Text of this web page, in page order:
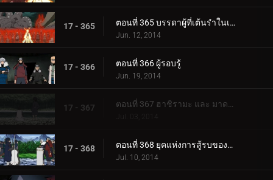
17 - 365 ตอนที่ 365 บรรดาผู้ที่เต้นรำในเงามืด
Jun. 12, 2014
17 - 366 ตอนที่ 366 ผู้รอบรู้
Jun. 19, 2014
17 - 367
Jul. 03, 2014
17 - 368 ตอนที่ 368 ยุคแห่งการสู้รบของรัฐ
Jul. 10, 2014